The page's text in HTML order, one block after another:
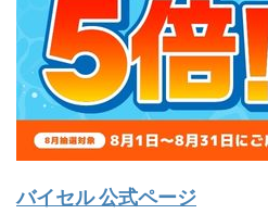
バイセル 公式ページ